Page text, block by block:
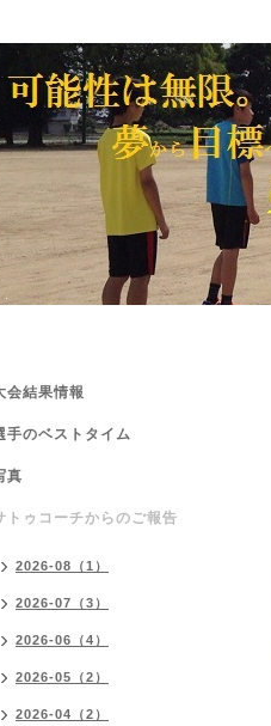
会結果情報
手のベストタイム
真
トゥコーチからのご報告
2026-08（1）
2026-07（3）
2026-06（4）
2026-05（2）
2026-04（2）